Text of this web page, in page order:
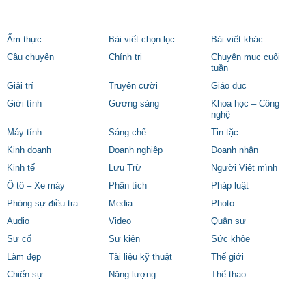
Ẩm thực Bài viết chọn lọc
Bài viết khác
Câu chuyện
Chính trị
Chuyên mục cuối
tuần
Giải trí
Truyện cười
Giáo dục
Giới tính
Gương sáng
Khoa học – Công
nghệ
Máy tính
Sáng chế
Tin tặc
Kinh doanh
Doanh nghiệp
Doanh nhân
Kinh tế
Lưu Trữ
Người Việt mình
Ô tô – Xe máy
Phân tích
Pháp luật
Phóng sự điều tra
Media
Photo
Audio
Video
Quân sự
Sự cố
Sự kiện
Sức khỏe
Làm đẹp
Tài liệu kỹ thuật
Thế giới
Chiến sự
Năng lượng
Thể thao